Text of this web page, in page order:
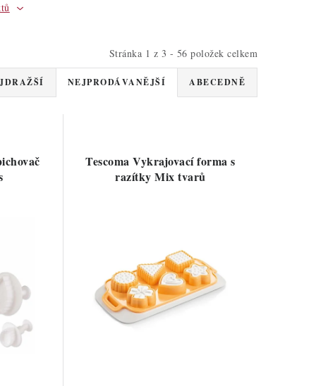
Stránka 1 z 3 - 56 položek celkem
NEJPRODÁVANĚJŠÍ ABECEDNĚ
Tescoma Vykrajovací forma s
razítky Mix tvarů